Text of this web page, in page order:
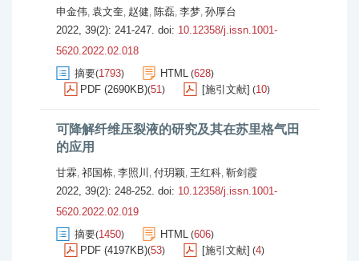
申金伟, 袁文奎, 赵健, 陈磊, 李梦, 孙厚台
2022, 39(2): 241-247. doi: 10.12358/j.issn.1001-
5620.2022.02.018
摘要(1793) HTML (628)
PDF (2690KB)(51) [施引文献] (10)
可降解纤维压裂液的研究及其在苏里格气田
的应用
甘霖, 祁国栋, 李照川 , 付玥颖, 王红科, 靳剑霞
2022, 39(2): 248-252. doi: 10.12358/j.issn.1001-
5620.2022.02.019
摘要(1450) HTML (606)
PDF (4197KB)(53) [施引文献] (4)